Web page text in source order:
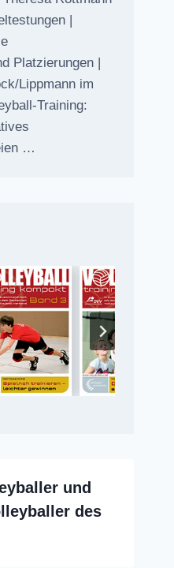
|
Platzierungen |
Lippmann im
Training:
…
und
des